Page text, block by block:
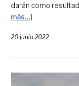
darán como
más…]
20 junio 2022